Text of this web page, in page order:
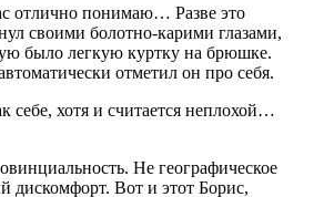
отлично понимаю… Разве это
своими болотно-карими глазами,
было легкую куртку на брюшке.
отметил он про себя.
себе, хотя и считается неплохой…
Не географическое
дискомфорт. Вот и этот Борис,